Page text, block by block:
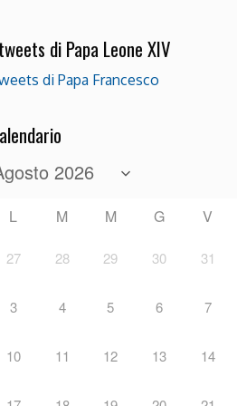
di Papa Leone XIV
di Papa Francesco
L M M G V
27 28 29 30 31
3 4 5 6 7
10 11 12 13 14